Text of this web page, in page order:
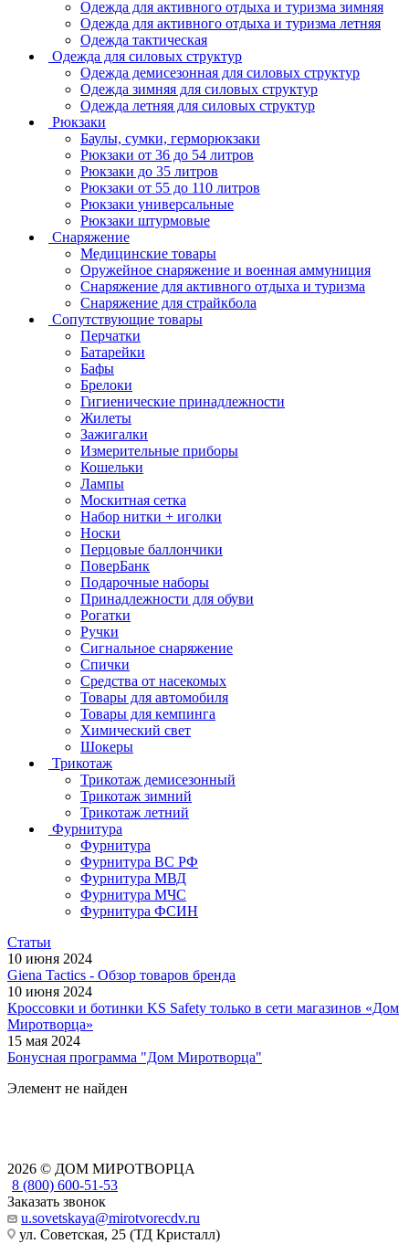
Одежда для активного отдыха и туризма зимняя
Одежда для активного отдыха и туризма летняя
Одежда тактическая
Одежда для силовых структур
Одежда демисезонная для силовых структур
Одежда зимняя для силовых структур
Одежда летняя для силовых структур
Рюкзаки
Баулы, сумки, герморюкзаки
Рюкзаки от 36 до 54 литров
Рюкзаки до 35 литров
Рюкзаки от 55 до 110 литров
Рюкзаки универсальные
Рюкзаки штурмовые
Снаряжение
Медицинские товары
Оружейное снаряжение и военная аммуниция
Снаряжение для активного отдыха и туризма
Снаряжение для страйкбола
Сопутствующие товары
Перчатки
Батарейки
Бафы
Брелоки
Гигиенические принадлежности
Жилеты
Зажигалки
Измерительные приборы
Кошельки
Лампы
Москитная сетка
Набор нитки + иголки
Носки
Перцовые баллончики
ПоверБанк
Подарочные наборы
Принадлежности для обуви
Рогатки
Ручки
Сигнальное снаряжение
Спички
Средства от насекомых
Товары для автомобиля
Товары для кемпинга
Химический свет
Шокеры
Трикотаж
Трикотаж демисезонный
Трикотаж зимний
Трикотаж летний
Фурнитура
Фурнитура
Фурнитура ВС РФ
Фурнитура МВД
Фурнитура МЧС
Фурнитура ФСИН
Статьи
10 июня 2024
Giena Tactics - Обзор товаров бренда
10 июня 2024
Кроссовки и ботинки KS Safety только в сети магазинов «Дом
Миротворца»
15 мая 2024
Бонусная программа "Дом Миротворца"
Элемент не найден
2026 © ДОМ МИРОТВОРЦА
8 (800) 600-51-53
Заказать звонок
u.sovetskaya@mirotvorecdv.ru
ул. Советская, 25 (ТД Кристалл)